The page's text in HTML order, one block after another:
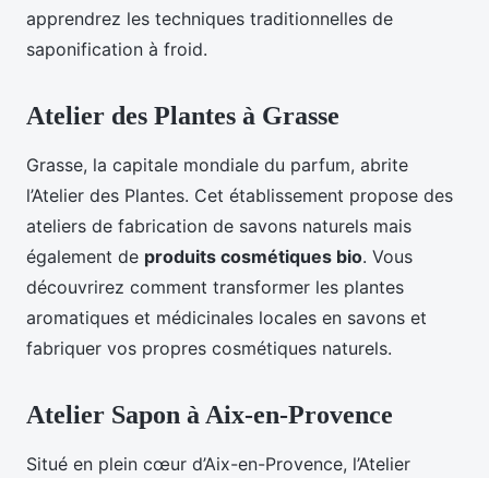
apprendrez les techniques traditionnelles de
saponification à froid.
Atelier des Plantes à Grasse
Grasse, la capitale mondiale du parfum, abrite
l’Atelier des Plantes. Cet établissement propose des
ateliers de fabrication de savons naturels mais
également de produits cosmétiques bio. Vous
découvrirez comment transformer les plantes
aromatiques et médicinales locales en savons et
fabriquer vos propres cosmétiques naturels.
Atelier Sapon à Aix-en-Provence
Situé en plein cœur d’Aix-en-Provence, l’Atelier